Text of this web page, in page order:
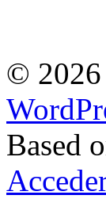
© 2026
Based